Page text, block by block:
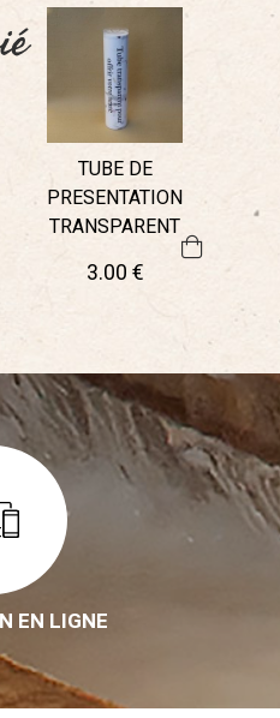
TUBE DE
PRESENTATION
TRANSPARENT
3.00€
EN LIGNE